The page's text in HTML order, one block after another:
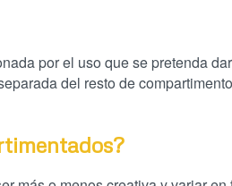
por el uso que se pretenda
del resto de